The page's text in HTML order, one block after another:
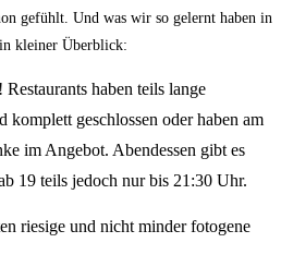
gefühlt. Und was wir so gelernt haben in
kleiner Überblick:
Restaurants haben teils lange
komplett geschlossen oder haben am
im Angebot. Abendessen gibt es
19 teils jedoch nur bis 21:30 Uhr.
riesige und nicht minder fotogene